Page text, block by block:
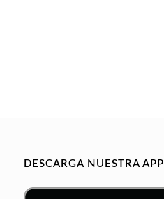
DESCARGA NUESTRA APP